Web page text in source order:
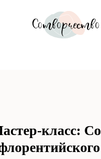
класс: